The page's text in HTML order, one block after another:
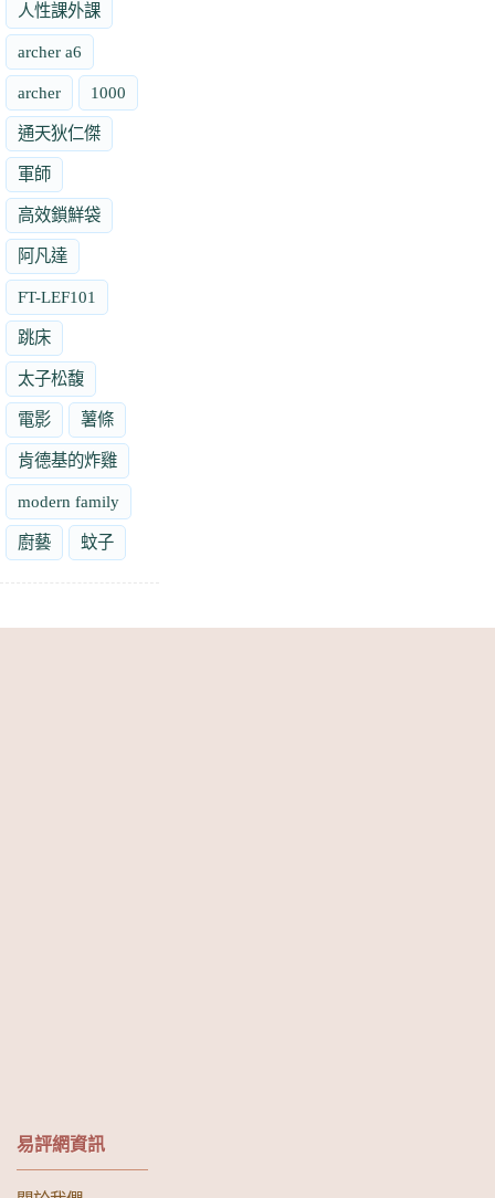
人性課外課
archer a6
archer 1000
通天狄仁傑
軍師
高效鎖鮮袋
阿凡達
FT-LEF101
跳床
太子松馥
電影 薯條
肯德基的炸雞
modern family
廚藝 蚊子
易評網資訊